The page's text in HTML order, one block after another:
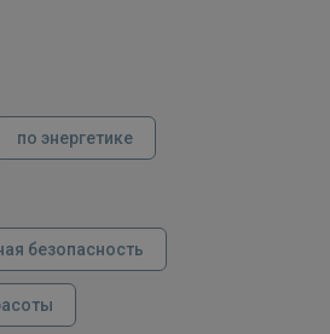
по энергетике
безопасность